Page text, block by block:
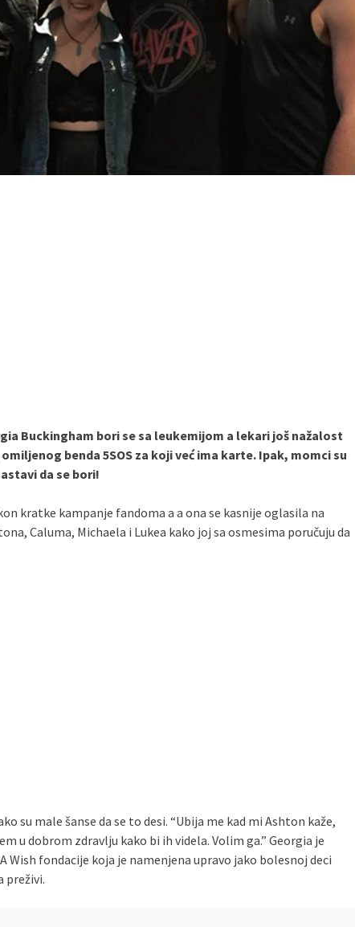
Buckingham bori se sa leukemijom a lekari još nažalost
benda 5SOS za koji već ima karte. Ipak, momci su
da se bori!
kratke kampanje fandoma a a ona se kasnije oglasila na
Caluma, Michaela i Lukea kako joj sa osmesima poručuju da
su male šanse da se to desi. “Ubija me kad mi Ashton kaže,
u dobrom zdravlju kako bi ih videla. Volim ga.” Georgia je
fondacije koja je namenjena upravo jako bolesnoj deci
preživi.